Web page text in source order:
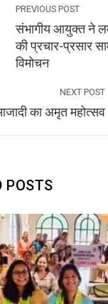
PREVIOUS POST
संभागीय आयुक्त ने
की प्रचार-प्रसार
विमोचन
NEXT POST
का अमृत महोत्सव
POSTS